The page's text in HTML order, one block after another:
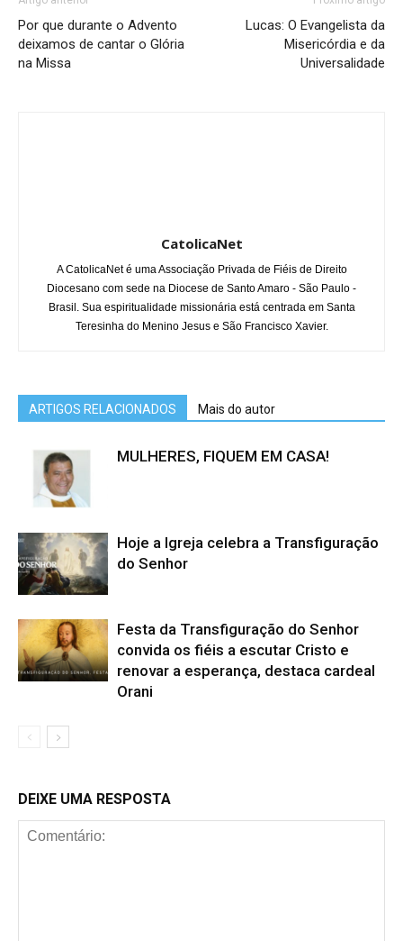
Por que durante o Advento
deixamos de cantar o Glória
na Missa
Lucas: O Evangelista da
Misericórdia e da
Universalidade
CatolicaNet
A CatolicaNet é uma Associação Privada de Fiéis de Direito
Diocesano com sede na Diocese de Santo Amaro - São Paulo -
Brasil. Sua espiritualidade missionária está centrada em Santa
Teresinha do Menino Jesus e São Francisco Xavier.
ARTIGOS RELACIONADOS Mais do autor
MULHERES, FIQUEM EM CASA!
Hoje a Igreja celebra a Transfiguração
do Senhor
Festa da Transfiguração do Senhor
convida os fiéis a escutar Cristo e
renovar a esperança, destaca cardeal
Orani
DEIXE UMA RESPOSTA